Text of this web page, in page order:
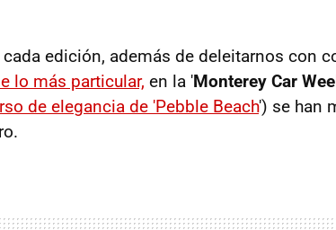
edición, además de deleitarnos con
lo más particular, en la 'Monterey Car
de elegancia de 'Pebble Beach') se han